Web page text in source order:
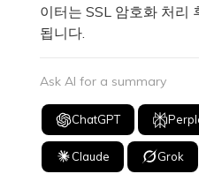
이터는 SSL 암호화 처리
됩니다.
Ask AI for a summary
ChatGPT
Claude Grok